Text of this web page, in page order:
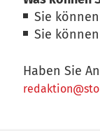
Sie
Sie
Haben Sie